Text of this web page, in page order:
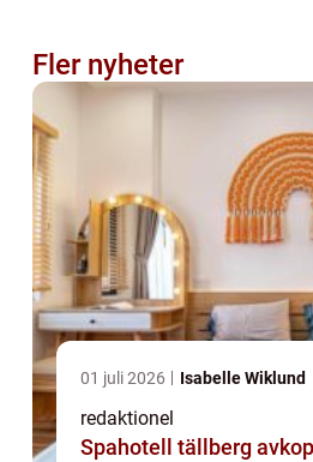
Fler nyheter
01 juli 2026 Isabelle Wiklund
redaktionel
Spahotell tällberg avkoppling med